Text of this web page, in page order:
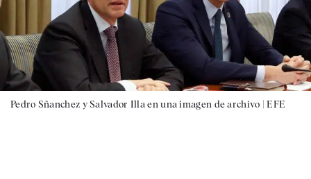
Pedro Sñanchez y Salvador Illa en una imagen de archivo |EFE